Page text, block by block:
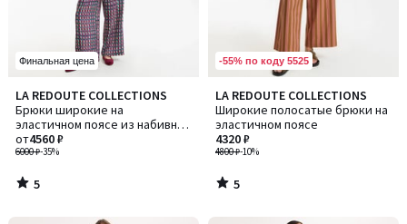
Финальная цена
LA REDOUTE COLLECTIONS
Брюки широкие на
эластичном поясе из набивной
ткани
6000 ₽-35%
от4560 ₽
5
/
5
5
/
-55% по коду 5525
LA REDOUTE COLLECTIONS
Широкие полосатые брюки на
эластичном поясе
4800 ₽-10%
4320 ₽
5
/
5
5
/